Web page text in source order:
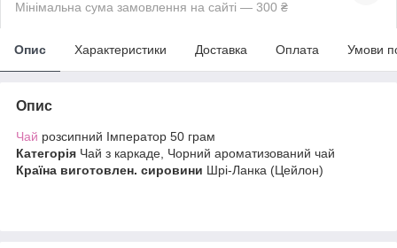
Мінімальна сума замовлення на сайті — 300 ₴
Опис Характеристики Доставка Оплата Умови
Опис
Чай розсипний Імператор 50 грам
Категорія Чай з каркаде, Чорний ароматизований чай
Країна виготовлен. сировини Шрі-Ланка (Цейлон)